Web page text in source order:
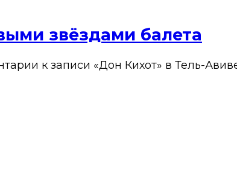
звёздами балета
к записи «Дон Кихот» в Тель-